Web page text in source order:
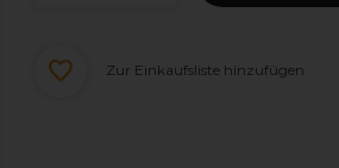
Zur Einkaufsliste hinzufügen